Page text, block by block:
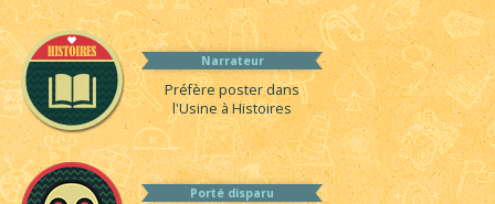
Narrateur
Préfère poster dans
l'Usine à Histoires
Porté disparu